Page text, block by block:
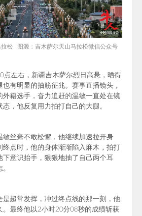
松 图源： 吉木萨尔天山马拉松微信公众号
点左右，新疆吉木萨尔烈日高悬，晒得
有明显的抽筋征兆。赛事直播镜头，
外籍选手，奋力追赶的温敏一直处在镜
，他反复用力拍打自己的大腿。
敏丝毫不敢松懈，他继续加速拉开身
点时，他的身体渐渐陷入麻木，拍打
下意识抬手，狠狠地抽了自己两个耳
是超常发挥，冲过终点线的那一刻，他
。最终他以2小时20分08秒的成绩斩获